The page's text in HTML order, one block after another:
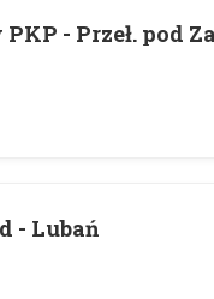
- Przeł. pod
- Lubań